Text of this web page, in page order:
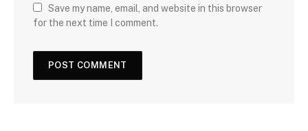
Save my name, email, and website in this browser
for the next time I comment.